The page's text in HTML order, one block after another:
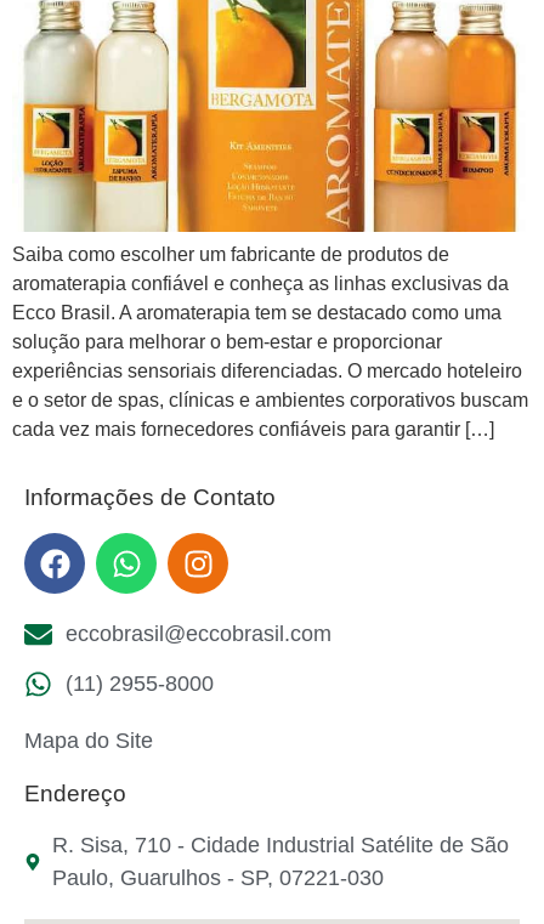
Saiba como escolher um fabricante de produtos de
aromaterapia confiável e conheça as linhas exclusivas da
Ecco Brasil. A aromaterapia tem se destacado como uma
solução para melhorar o bem-estar e proporcionar
experiências sensoriais diferenciadas. O mercado hoteleiro
e o setor de spas, clínicas e ambientes corporativos buscam
cada vez mais fornecedores confiáveis para garantir […]
Informações de Contato
eccobrasil@eccobrasil.com
(11) 2955-8000
Mapa do Site
Endereço
R. Sisa, 710 - Cidade Industrial Satélite de São
Paulo, Guarulhos - SP, 07221-030